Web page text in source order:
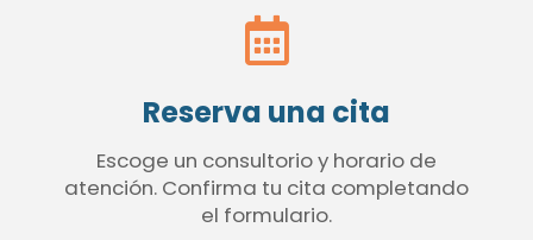
Reserva una cita
Escoge un consultorio y horario de
atención. Confirma tu cita completando
el formulario.